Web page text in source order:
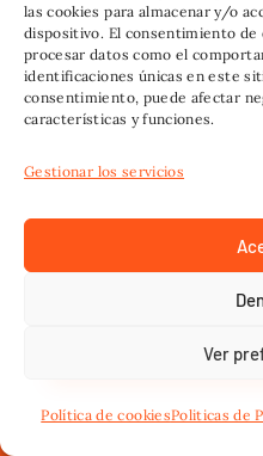
las cookies para almacenar y/o
dispositivo. El consentimiento
procesar datos como el
identificaciones únicas en este
consentimiento, puede afectar
características y funciones.
Gestionar los servicios
Ver
Política de cookiesPoliticas de
Agencia de Marketing
Somos una agencia de
métodos y experiencia.
Contacto
IA